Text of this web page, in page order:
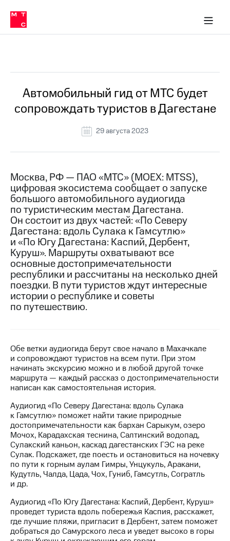
Медиа-центр
и акционерам
Устойчивое развитие
Комплаенс и деловая этика
компании
Карьера
История
компании
Руководство
Контакты
Медиа-центр
Пресс-
релизы
МТС
о технологиях
Достижения
Интервью
Контакты
Новости
в
регионе
и акционерам
Корпоративное
управление
Корпоративный
секретарь
Раскрытие
информации
Документы
ПАО
"МТС"
Собрания
в МТС
Пресс-
релизы
о технологиях
Автомобильный гид от МТС будет
сопровождать туристов в Дагестане
29 августа 2023
Москва, РФ — ПАО «МТС» (MOEX: MTSS),
цифровая экосистема сообщает о запуске
большого автомобильного аудиогида
по туристическим местам Дагестана.
Он состоит из двух частей: «По Северу
Дагестана: вдоль Сулака к Гамсутлю»
и «По Югу Дагестана: Каспий, Дербент,
Куруш». Маршруты охватывают все
основные достопримечательности
республики и рассчитаны на несколько дней
поездки. В пути туристов ждут интересные
истории о республике и советы
по путешествию.
Обе ветки аудиогида берут свое начало в Махачкале
и сопровождают туристов на всем пути. При этом
начинать экскурсию можно и в любой другой точке
маршрута — каждый рассказ о достопримечательности
написан как самостоятельная история.
Аудиогид «По Северу Дагестана: вдоль Сулака
к Гамсутлю» поможет найти такие природные
достопримечательности как бархан Сарыкум, озеро
Мочох, Карадахская теснина, Салтинский водопад,
Сулакский каньон, каскад дагестанских ГЭС на реке
Сулак. Подскажет, где поесть и остановиться на ночевку
по пути к горным аулам Гимры, Унцукуль, Аракани,
Кудутль, Чалда, Цада, Чох, Гуниб, Гамсутль, Согратль
и др.
Аудиогид «По Югу Дагестана: Каспий, Дербент, Куруш»
проведет туриста вдоль побережья Каспия, расскажет,
где лучшие пляжи, пригласит в Дербент, затем поможет
добраться до Самурского леса и уведет высоко в горы